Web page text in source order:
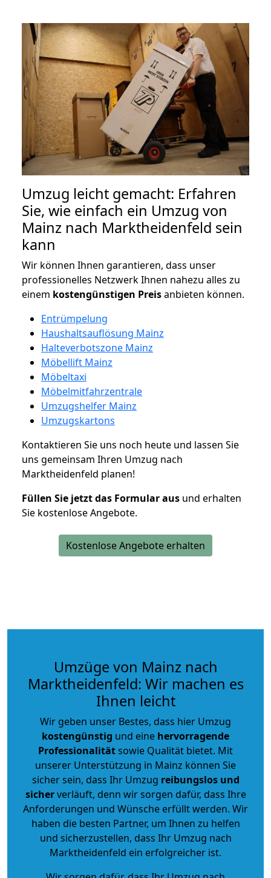
Umzug leicht gemacht: Erfahren
Sie, wie einfach ein Umzug von
Mainz nach Marktheidenfeld sein
kann
Wir können Ihnen garantieren, dass unser
professionelles Netzwerk Ihnen nahezu alles zu
einem kostengünstigen Preisanbieten können.
Entrümpelung
Haushaltsauflösung Mainz
Halteverbotszone Mainz
Möbellift Mainz
Möbeltaxi
Möbelmitfahrzentrale
Umzugshelfer Mainz
Umzugskartons
Kontaktieren Sie uns noch heute und lassen Sie
uns gemeinsam Ihren Umzug nach
Marktheidenfeld planen!
Füllen Sie jetzt das Formular aus und erhalten
Sie kostenlose Angebote.
Kostenlose Angebote erhalten
Umzüge von Mainz nach
Marktheidenfeld: Wir machen es
Ihnen leicht
Wir geben unser Bestes, dass hier Umzug
kostengünstig und eine hervorragende
Professionalitätsowie Qualität bietet. Mit
unserer Unterstützung in Mainz können Sie
sicher sein, dass Ihr Umzug reibungslos und
sicherverläuft, denn wir sorgen dafür, dass Ihre
Anforderungen und Wünsche erfüllt werden. Wir
haben die besten Partner, um Ihnen zu helfen
und sicherzustellen, dass Ihr Umzug nach
Marktheidenfeld ein erfolgreicher ist.